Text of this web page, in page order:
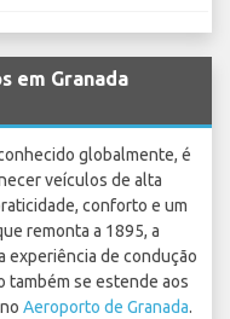
em Granada
globalmente, é
veículos de alta
conforto e um
remonta a 1895, a
experiência de condução
também se estende aos
Aeroporto de Granada.